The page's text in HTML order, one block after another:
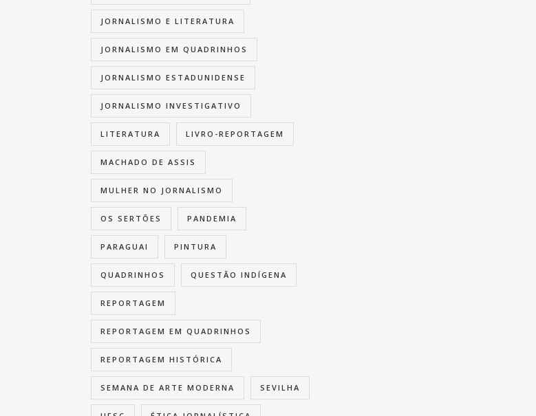
JORNALISMO E LITERATURA
JORNALISMO EM QUADRINHOS
JORNALISMO ESTADUNIDENSE
JORNALISMO INVESTIGATIVO
LITERATURA LIVRO-REPORTAGEM
MACHADO DE ASSIS
MULHER NO JORNALISMO
OS SERTÕES PANDEMIA
PARAGUAI PINTURA
QUADRINHOS QUESTÃO INDÍGENA
REPORTAGEM
REPORTAGEM EM QUADRINHOS
REPORTAGEM HISTÓRICA
SEMANA DE ARTE MODERNA SEVILHA